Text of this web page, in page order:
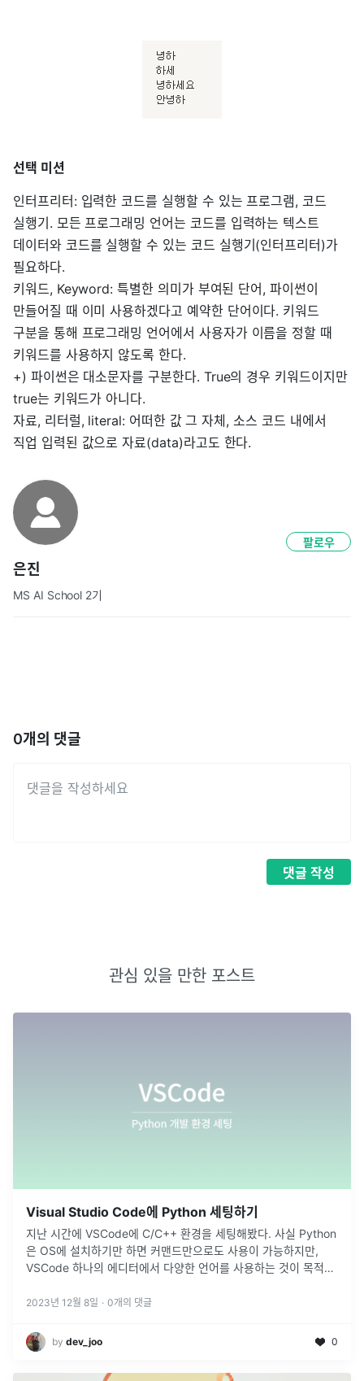
선택 미션
인터프리터: 입력한 코드를 실행할 수 있는 프로그램, 코드
실행기. 모든 프로그래밍 언어는 코드를 입력하는 텍스트
데이터와 코드를 실행할 수 있는 코드 실행기(인터프리터)가
필요하다.
키워드, Keyword: 특별한 의미가 부여된 단어, 파이썬이
만들어질 때 이미 사용하겠다고 예약한 단어이다. 키워드
구분을 통해 프로그래밍 언어에서 사용자가 이름을 정할 때
키워드를 사용하지 않도록 한다.
+) 파이썬은 대소문자를 구분한다. True의 경우 키워드이지만
true는 키워드가 아니다.
자료, 리터럴, literal: 어떠한 값 그 자체, 소스 코드 내에서
직업 입력된 값으로 자료(data)라고도 한다.
은진
MS AI School 2기
팔로우
0개의 댓글
댓글 작성
관심 있을 만한 포스트
Visual Studio Code에 Python 세팅하기
지난 시간에 VSCode에 C/C++ 환경을 세팅해봤다. 사실 Python
은 OS에 설치하기만 하면 커맨드만으로도 사용이 가능하지만,
VSCode 하나의 에디터에서 다양한 언어를 사용하는 것이 목적이
2023년 12월 8일 · 0개의 댓글
by dev_joo 0